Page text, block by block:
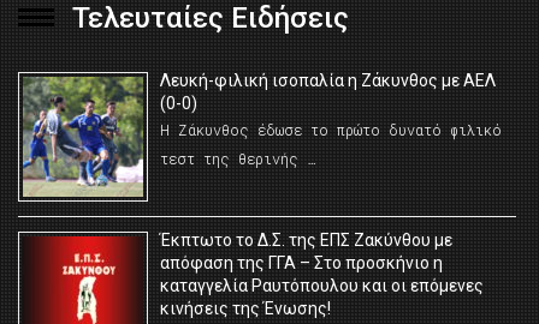
Τελευταίες Ειδήσεις
Λευκή-φιλική ισοπαλία η Ζάκυνθος με ΑΕΛ
(0-0)
Η Ζάκυνθος έδωσε το πρώτο δυνατό φιλικό
τεστ της θερινής …
Έκπτωτο το Δ.Σ. της ΕΠΣ Ζακύνθου με
απόφαση της ΓΓΑ – Στο προσκήνιο η
καταγγελία Ραυτόπουλου και οι επόμενες
κινήσεις της Ένωσης!